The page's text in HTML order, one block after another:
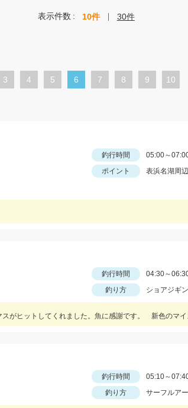
表示件数 10件 30件
ペ
3
ペ
4
ペ
5
カ
6
ペ
7
ペ
8
ペ
9
ペ
10
釣行時間
05:00～
ポイント
表浜名湖周辺
釣行時間
04:30～
釣り方 ショアジギ
釣行時間
05:10～
釣り方 サーフルアー